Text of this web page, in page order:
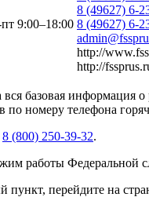
9:00–18:00
8 (49627) 6-
8 (49627) 6-
http://
http://
вся базовая
по номеру телефона
8 (800) 250-39-32.
работы Федеральной
пункт, перейдите на